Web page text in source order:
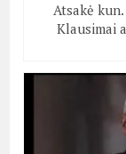
Atsakė
Klausimai